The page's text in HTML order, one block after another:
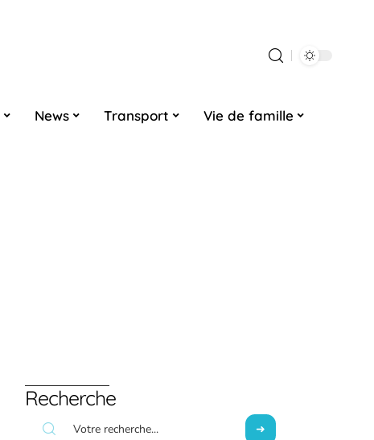
News Transport Vie de famille
Recherche